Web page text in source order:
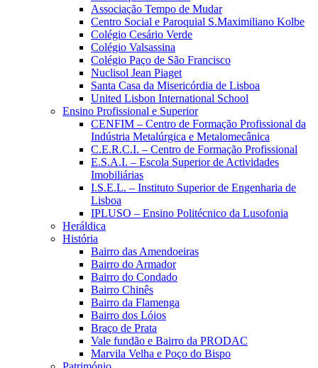
Associação Tempo de Mudar
Centro Social e Paroquial S.Maximiliano Kolbe
Colégio Cesário Verde
Colégio Valsassina
Colégio Paço de São Francisco
Nuclisol Jean Piaget
Santa Casa da Misericórdia de Lisboa
United Lisbon International School
Ensino Profissional e Superior
CENFIM – Centro de Formação Profissional da
Indústria Metalúrgica e Metalomecânica
C.E.R.C.I. – Centro de Formação Profissional
E.S.A.I. – Escola Superior de Actividades
Imobiliárias
I.S.E.L. – Instituto Superior de Engenharia de
Lisboa
IPLUSO – Ensino Politécnico da Lusofonia
Heráldica
História
Bairro das Amendoeiras
Bairro do Armador
Bairro do Condado
Bairro Chinês
Bairro da Flamenga
Bairro dos Lóios
Braço de Prata
Vale fundão e Bairro da PRODAC
Marvila Velha e Poço do Bispo